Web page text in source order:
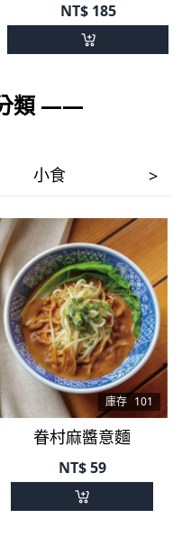
NT$185
類 ——
小食 >
庫存 101
眷村麻醬意麵
NT$59